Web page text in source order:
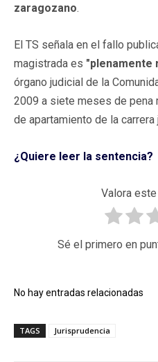
zaragozano.
El TS señala en el fallo
magistrada es "plenamente
órgano judicial de la
2009 a siete meses de pena
de apartamiento de la carrera
¿Quiere leer la sentencia?
Valora
Sé el primero en
No hay entradas relacionadas
TAGS Jurisprudencia